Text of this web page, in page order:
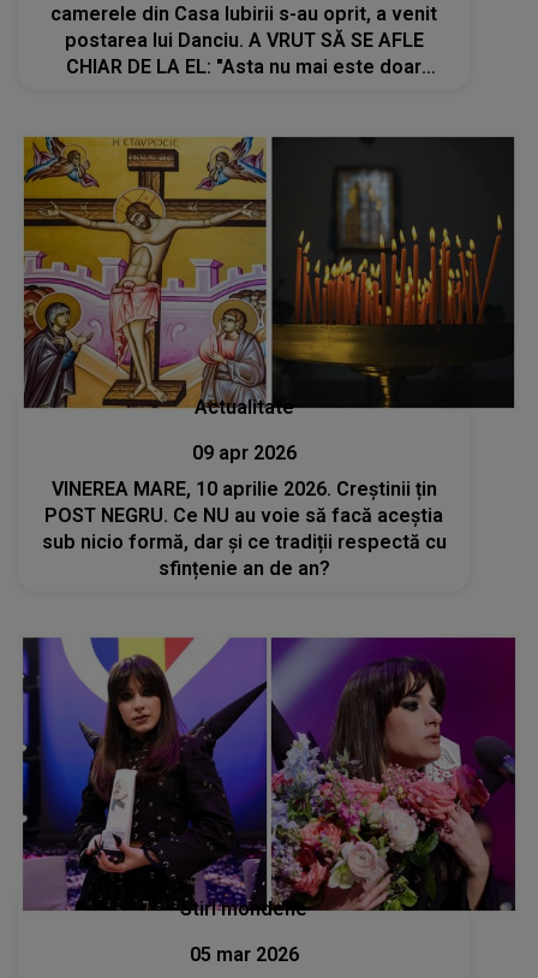
camerele din Casa Iubirii s-au oprit, a venit
postarea lui Danciu. A VRUT SĂ SE AFLE
CHIAR DE LA EL: "Asta nu mai este doar
Actualitate
09 apr 2026
VINEREA MARE, 10 aprilie 2026. Creștinii țin
POST NEGRU. Ce NU au voie să facă aceștia
sub nicio formă, dar și ce tradiții respectă cu
sfințenie an de an?
Stiri mondene
05 mar 2026